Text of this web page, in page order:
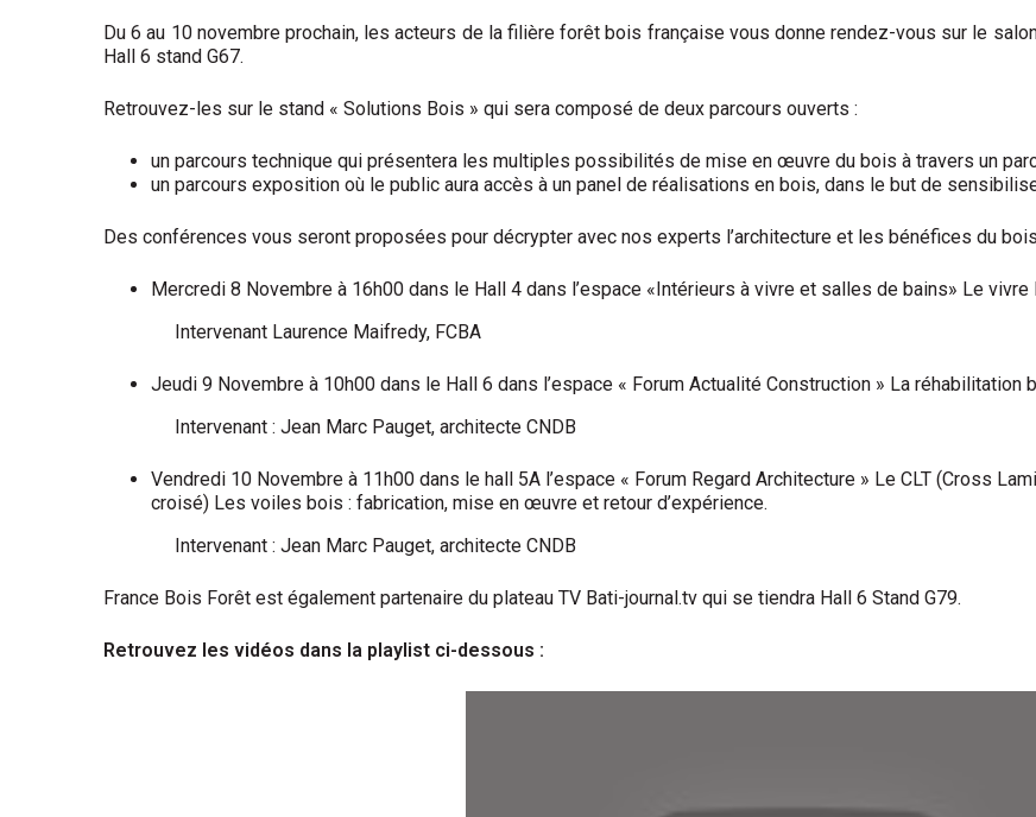
Du 6 au 10 novembre prochain, les acteurs de la filière forêt bois française vous donne rendez-vous sur le
Hall 6 stand G67.
Retrouvez-les sur le stand « Solutions Bois » qui sera composé de deux parcours ouverts :
un parcours technique qui présentera les multiples possibilités de mise en œuvre du bois à travers un
un parcours exposition où le public aura accès à un panel de réalisations en bois, dans le but de
Des conférences vous seront proposées pour décrypter avec nos experts l’architecture et les bénéfices du
Mercredi 8 Novembre à 16h00 dans le Hall 4 dans l’espace «Intérieurs à vivre et salles de bains» Le
Intervenant Laurence Maifredy, FCBA
Jeudi 9 Novembre à 10h00 dans le Hall 6 dans l’espace « Forum Actualité Construction » La réhabilitation
Intervenant : Jean Marc Pauget, architecte CNDB
Vendredi 10 Novembre à 11h00 dans le hall 5A l’espace « Forum Regard Architecture » Le CLT (Cross
croisé) Les voiles bois : fabrication, mise en œuvre et retour d’expérience.
Intervenant : Jean Marc Pauget, architecte CNDB
France Bois Forêt est également partenaire du plateau TV Bati-journal.tv qui se tiendra Hall 6 Stand G79.
Retrouvez les vidéos dans la playlist ci-dessous :